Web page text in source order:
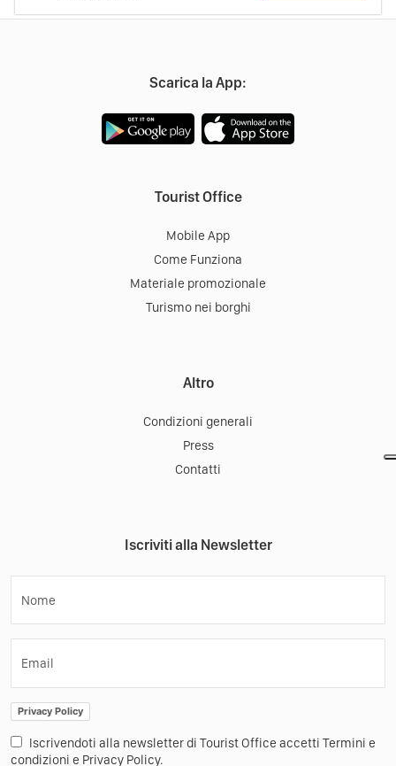
Scarica la App:
Tourist Office
Mobile App
Come Funziona
Materiale promozionale
Turismo nei borghi
Altro
Condizioni generali
Press
Contatti
Iscriviti alla Newsletter
Nome
Email
Privacy Policy
Iscrivendoti alla newsletter di Tourist Office accetti Termini e
condizioni e Privacy Policy.